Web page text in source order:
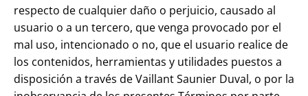
respecto de cualquier daño o perjuicio, causado al
usuario o a un tercero, que venga provocado por el
mal uso, intencionado o no, que el usuario realice de
los contenidos, herramientas y utilidades puestos a
disposición a través de Vaillant Saunier Duval, o por la